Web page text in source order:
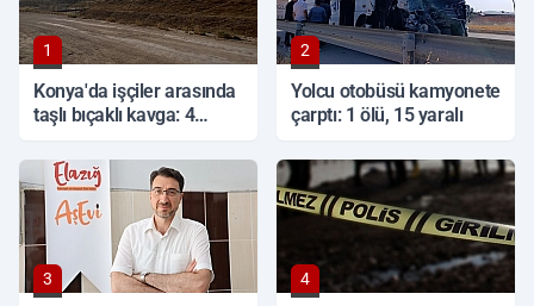
1
Konya'da işçiler arasında
taşlı bıçaklı kavga: 4
2
Yolcu otobüsü kamyonete
çarptı: 1 ölü, 15 yaralı
3 4